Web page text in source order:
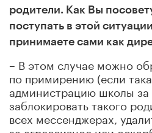
родители. Как Вы
поступать в этой
принимаете сами как
– В этом случае можно
по примирению (если
администрацию школы
заблокировать такого
всех мессенджерах,